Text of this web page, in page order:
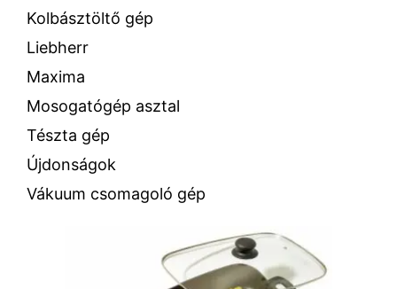
Kolbásztöltő gép
Liebherr
Maxima
Mosogatógép asztal
Tészta gép
Újdonságok
Vákuum csomagoló gép